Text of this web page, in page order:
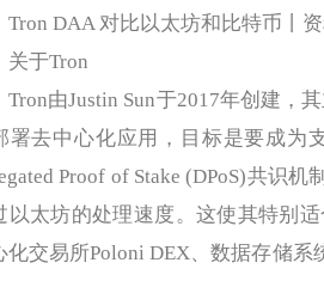
DAA 对比以太坊和比特币丨资
于Tron
由Justin Sun于2017年创建，其
署去中心化应用，目标是要成为
Proof of Stake (DPoS)共识
以太坊的处理速度。这使其特别
化交易所Poloni DEX、数据存储系